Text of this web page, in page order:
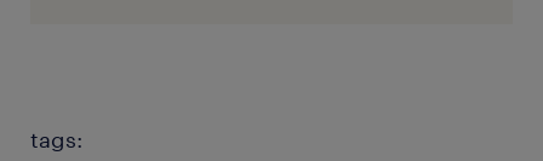
tags: